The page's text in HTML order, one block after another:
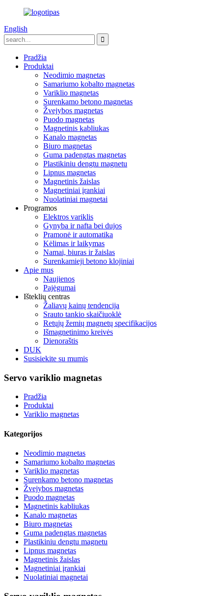
English
Pradžia
Produktai
Neodimio magnetas
Samariumo kobalto magnetas
Variklio magnetas
Surenkamo betono magnetas
Žvejybos magnetas
Puodo magnetas
Magnetinis kabliukas
Kanalo magnetas
Biuro magnetas
Guma padengtas magnetas
Plastikiniu dengtu magnetu
Lipnus magnetas
Magnetinis žaislas
Magnetiniai įrankiai
Nuolatiniai magnetai
Programos
Elektros variklis
Gynyba ir nafta bei dujos
Pramonė ir automatika
Kėlimas ir laikymas
Namai, biuras ir žaislas
Surenkamieji betono klojiniai
Apie mus
Naujienos
Pajėgumai
Išteklių centras
Žaliavų kainų tendencija
Srauto tankio skaičiuoklė
Retųjų žemių magnetų specifikacijos
Išmagnetinimo kreivės
Dienoraštis
DUK
Susisiekite su mumis
Servo variklio magnetas
Pradžia
Produktai
Variklio magnetas
Kategorijos
Neodimio magnetas
Samariumo kobalto magnetas
Variklio magnetas
Surenkamo betono magnetas
Žvejybos magnetas
Puodo magnetas
Magnetinis kabliukas
Kanalo magnetas
Biuro magnetas
Guma padengtas magnetas
Plastikiniu dengtu magnetu
Lipnus magnetas
Magnetinis žaislas
Magnetiniai įrankiai
Nuolatiniai magnetai